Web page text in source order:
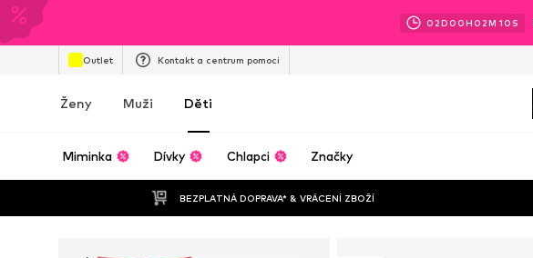
02D 00H 02M 09 S
Outlet Kontakt a centrum pomoci
Ženy Muži Děti
Miminka Dívky Chlapci Značky
BEZPLATNÁ DOPRAVA* & VRÁCENÍ ZBOŽÍ